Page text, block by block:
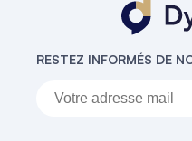
RESTEZ INFORMÉS DE